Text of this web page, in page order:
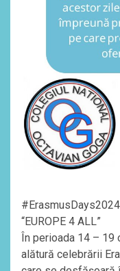
#ErasmusDays2024
“EUROPE 4 ALL”
În perioada 14 – 19
alătură celebrării